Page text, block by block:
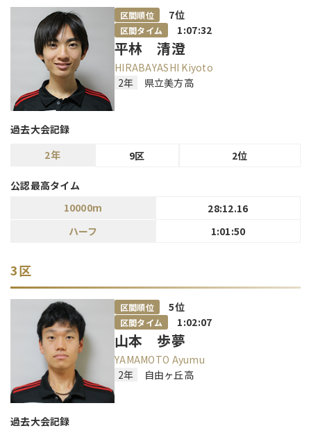
区間順位 7位
区間タイム 1:07:32
平林 清澄
HIRABAYASHI Kiyoto
2年
県立美方高
過去大会記録
2年
9区 2位
公認最高タイム
10000m
28:12.16
ハーフ
1:01:50
3区
区間順位 5位
区間タイム 1:02:07
山本 歩夢
YAMAMOTO Ayumu
2年
自由ヶ丘高
過去大会記録